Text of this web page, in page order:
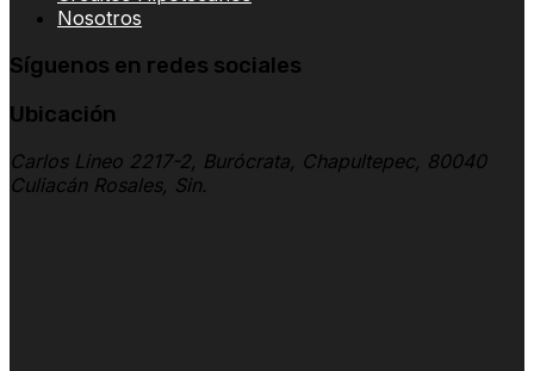
Nosotros
Síguenos en redes sociales
Ubicación
Carlos Lineo 2217-2, Burócrata, Chapultepec, 80040
Culiacán Rosales, Sin.